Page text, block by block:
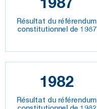
Résultat du référendum
constitutionnel de 1987
1982
Résultat du référendum